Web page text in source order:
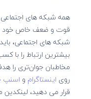
همه شبکه های اجتماعی
قوت و ضعف خاص خود را
شبکه های اجتماعی،
بیشترین ارتباط را با
مخاطبان جوان‌تری را
روی اینستاگرام و
قرار می دهید،